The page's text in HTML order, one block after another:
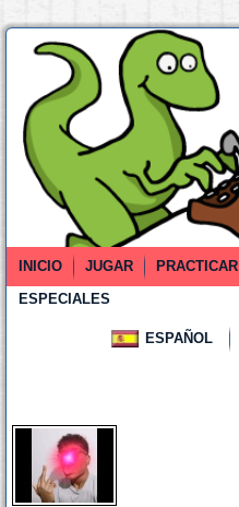
INICIO JUGAR PRACTICAR
ESPECIALES
ESPAÑOL